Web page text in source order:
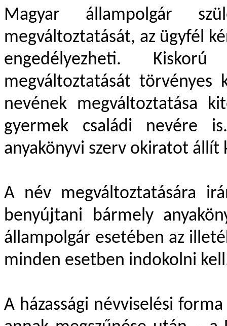
Magyar állampolgár
megváltoztatását, az ügyfél
engedélyezheti.
megváltoztatását törvényes
nevének megváltoztatása
gyermek családi nevére
anyakönyvi szerv okiratot állít
A név megváltoztatására
benyújtani bármely
állampolgár esetében az
minden esetben indokolni
A házassági névviselési